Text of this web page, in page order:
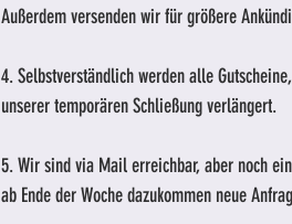
Außerdem versenden wir für größere
4. Selbstverständlich werden alle
unserer temporären Schließung verlängert.
5. Wir sind via Mail erreichbar, aber noch
ab Ende der Woche dazukommen neue